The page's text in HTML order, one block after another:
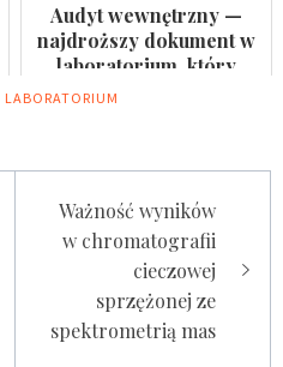
Audyt wewnętrzny —
najdroższy dokument w
laboratorium, który
nikomu się nie przydaje
LABORATORIUM
Ważność wyników
w chromatografii
cieczowej
sprzężonej ze
spektrometrią mas